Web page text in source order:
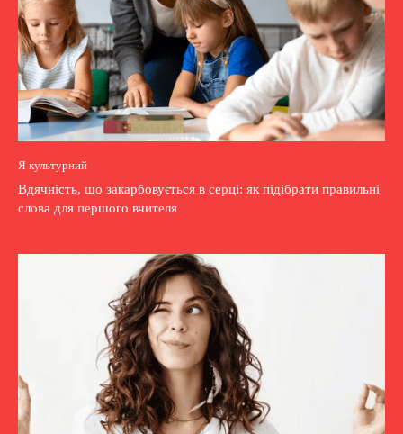
Я культурний
Вдячність, що закарбовується в серці: як підібрати правильні
слова для першого вчителя